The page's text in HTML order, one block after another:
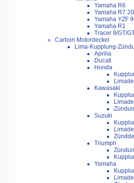
Yamaha R6
Yamaha R7
Yamaha YZF
Yamaha R1
Tracer 9/GT/
Carbon Motordeckel
Lima-Kupplung-
Aprilia
Ducati
Honda
Kawasaki
Suzuki
Triumph
Yamaha